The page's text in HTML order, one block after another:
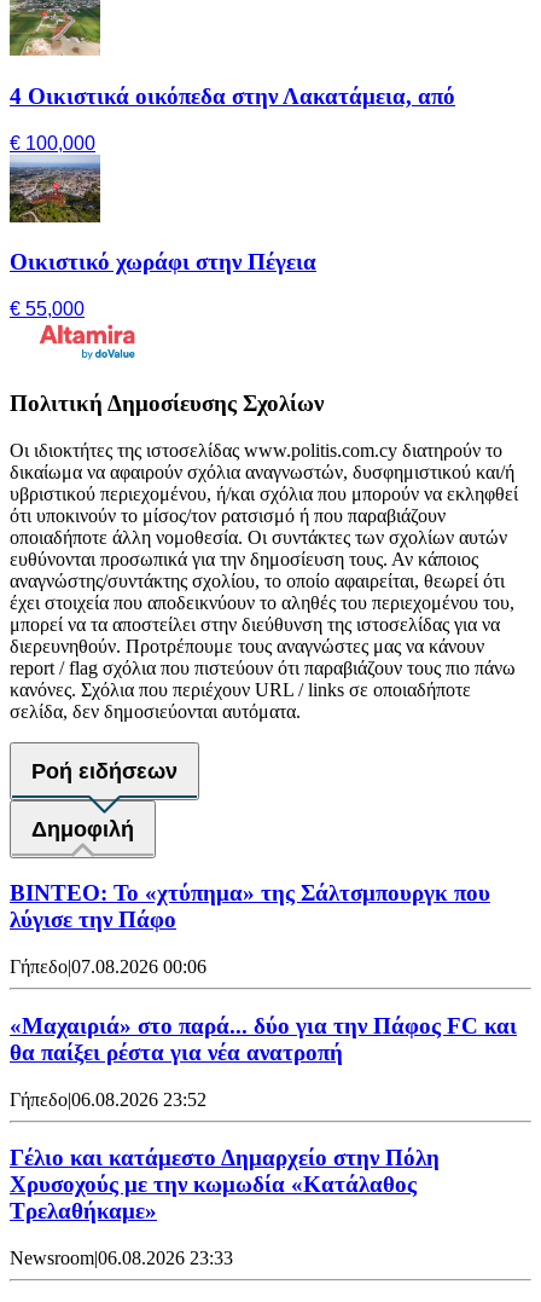
4 Οικιστικά οικόπεδα στην Λακατάμεια, από
€ 100,000
Οικιστικό χωράφι στην Πέγεια
€ 55,000
Πολιτική Δημοσίευσης Σχολίων
Οι ιδιοκτήτες της ιστοσελίδας www.politis.com.cy διατηρούν το
δικαίωμα να αφαιρούν σχόλια αναγνωστών, δυσφημιστικού και/ή
υβριστικού περιεχομένου, ή/και σχόλια που μπορούν να εκληφθεί
ότι υποκινούν το μίσος/τον ρατσισμό ή που παραβιάζουν
οποιαδήποτε άλλη νομοθεσία. Οι συντάκτες των σχολίων αυτών
ευθύνονται προσωπικά για την δημοσίευση τους. Αν κάποιος
αναγνώστης/συντάκτης σχολίου, το οποίο αφαιρείται, θεωρεί ότι
έχει στοιχεία που αποδεικνύουν το αληθές του περιεχομένου του,
μπορεί να τα αποστείλει στην διεύθυνση της ιστοσελίδας για να
διερευνηθούν. Προτρέπουμε τους αναγνώστες μας να κάνουν
report / flag σχόλια που πιστεύουν ότι παραβιάζουν τους πιο πάνω
κανόνες. Σχόλια που περιέχουν URL / links σε οποιαδήποτε
σελίδα, δεν δημοσιεύονται αυτόματα.
Ροή ειδήσεων
Δημοφιλή
ΒΙΝΤΕΟ: Το «χτύπημα» της Σάλτσμπουργκ που
λύγισε την Πάφο
Γήπεδο|07.08.2026 00:06
«Μαχαιριά» στο παρά... δύο για την Πάφος FC και
θα παίξει ρέστα για νέα ανατροπή
Γήπεδο|06.08.2026 23:52
Γέλιο και κατάμεστο Δημαρχείο στην Πόλη
Χρυσοχούς με την κωμωδία «Κατάλαθος
Τρελαθήκαμε»
Newsroom|06.08.2026 23:33